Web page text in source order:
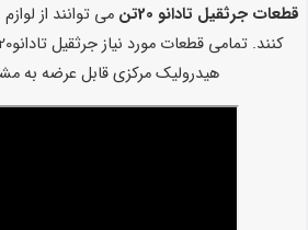
قطعات جرثقیل تادانو 20تن
می توانند از
هیدرولیک مرکزی قابل عرضه به